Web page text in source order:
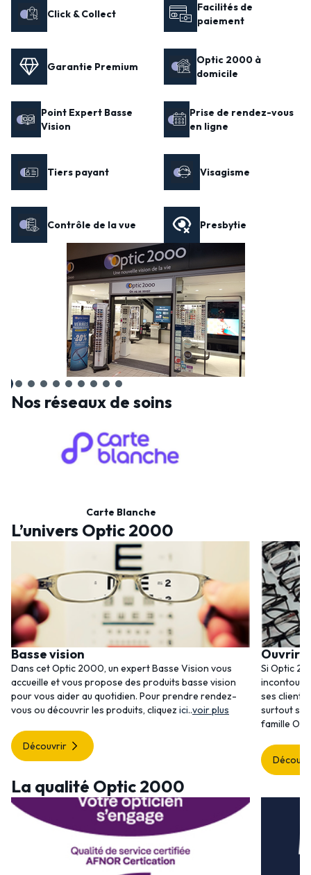
Click & Collect
Facilités de
paiement
Garantie Premium
Optic 2000 à
domicile
Point Expert Basse
Vision
Prise de rendez-vous
en ligne
Tiers payant Visagisme
Contrôle de la vue Presbytie
Nos réseaux de soins
Carte Blanche
L’univers Optic 2000
Basse vision
Dans cet Optic 2000, un expert Basse Vision vous
accueille et vous propose des produits basse vision
pour vous aider au quotidien. Pour prendre rendez-
vous ou découvrir les produits, cliquez ici..voir plus
Découvrir
Ouvrir
Si Optic
ses
surtout
famille
La qualité Optic 2000